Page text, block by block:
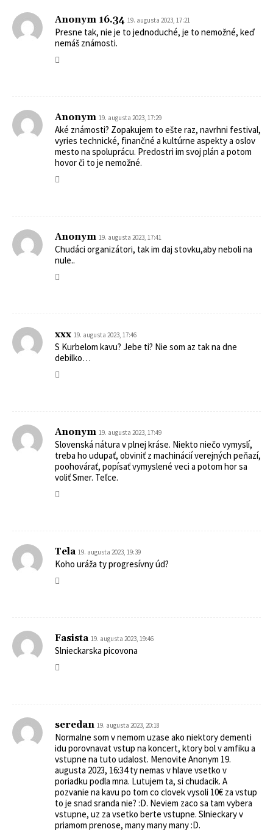
Anonym 16.34 19. augusta 2023, 17:21
Presne tak, nie je to jednoduché, je to nemožné, keď
nemáš známosti.
Anonym 19. augusta 2023, 17:29
Aké známosti? Zopakujem to ešte raz, navrhni festival,
vyries technické, finančné a kultúrne aspekty a oslov
mesto na spoluprácu. Predostri im svoj plán a potom
hovor či to je nemožné.
Anonym 19. augusta 2023, 17:41
Chudáci organizátori, tak im daj stovku,aby neboli na
nule..
xxx 19. augusta 2023, 17:46
S Kurbelom kavu? Jebe ti? Nie som az tak na dne
debilko…
Anonym 19. augusta 2023, 17:49
Slovenská nátura v plnej kráse. Niekto niečo vymyslí,
treba ho udupať, obviniť z machinácií verejných peňazí,
poohovárať, popísať vymyslené veci a potom hor sa
voliť Smer. Teľce.
Tela 19. augusta 2023, 19:39
Koho uráža ty progresívny úd?
Fasista 19. augusta 2023, 19:46
Slnieckarska picovona
seredan 19. augusta 2023, 20:18
Normalne som v nemom uzase ako niektory dementi
idu porovnavat vstup na koncert, ktory bol v amfiku a
vstupne na tuto udalost. Menovite Anonym 19.
augusta 2023, 16:34 ty nemas v hlave vsetko v
poriadku podla mna. Lutujem ta, si chudacik. A
pozvanie na kavu po tom co clovek vysoli 10€ za vstup
to je snad sranda nie? :D. Neviem zaco sa tam vybera
vstupne, uz za vsetko berte vstupne. Slnieckary v
priamom prenose, many many many :D.